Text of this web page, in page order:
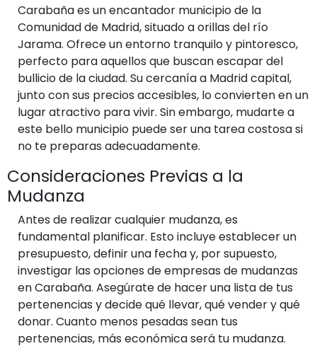
Carabaña es un encantador municipio de la
Comunidad de Madrid, situado a orillas del río
Jarama. Ofrece un entorno tranquilo y pintoresco,
perfecto para aquellos que buscan escapar del
bullicio de la ciudad. Su cercanía a Madrid capital,
junto con sus precios accesibles, lo convierten en un
lugar atractivo para vivir. Sin embargo, mudarte a
este bello municipio puede ser una tarea costosa si
no te preparas adecuadamente.
Consideraciones Previas a la
Mudanza
Antes de realizar cualquier mudanza, es
fundamental planificar. Esto incluye establecer un
presupuesto, definir una fecha y, por supuesto,
investigar las opciones de empresas de mudanzas
en Carabaña. Asegúrate de hacer una lista de tus
pertenencias y decide qué llevar, qué vender y qué
donar. Cuanto menos pesadas sean tus
pertenencias, más económica será tu mudanza.